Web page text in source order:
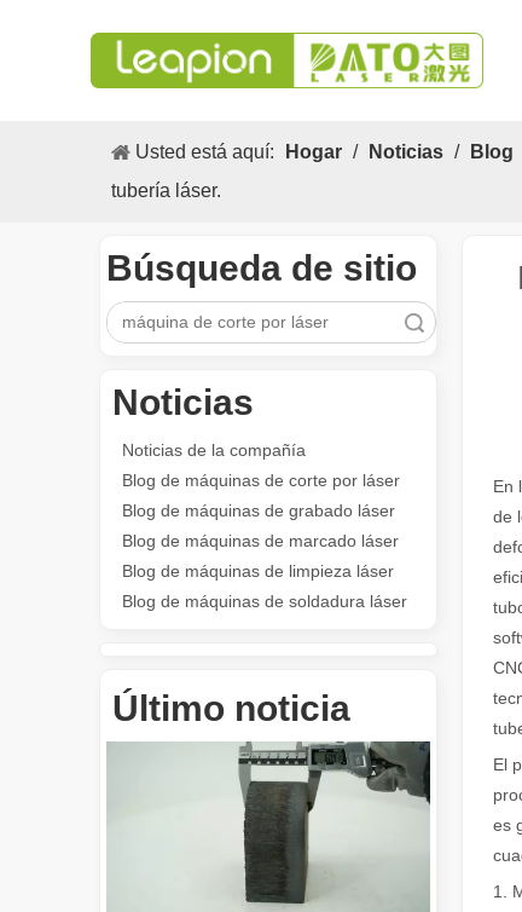
Usted está aquí: Hogar / Noticias / Blog
tubería láser.
Búsqueda de sitio
Búsqueda
Noticias
Noticias de la compañía
Blog de máquinas de corte por láser
Blog de máquinas de grabado láser
Blog de máquinas de marcado láser
Blog de máquinas de limpieza láser
Blog de máquinas de soldadura láser
Último noticia
Las versátiles Aplicacion S y las características
En
de
El
es
1.